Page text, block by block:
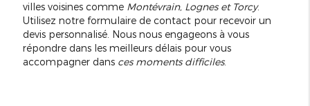
villes voisines comme Montévrain, Lognes et Torcy.
Utilisez notre formulaire de contact pour recevoir un
devis personnalisé. Nous nous engageons à vous
répondre dans les meilleurs délais pour vous
accompagner dans ces moments difficiles.